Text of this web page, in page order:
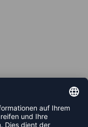
VERPASSE KEINE